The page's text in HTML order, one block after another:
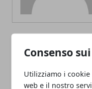
Consenso
Utilizziamo i
web e il nostro
ARTICOLI CORRELATI